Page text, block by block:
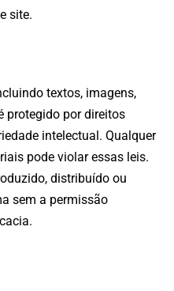
site.
textos, imagens,
protegido por direitos
intelectual. Qualquer
pode violar essas leis.
distribuído ou
sem a permissão